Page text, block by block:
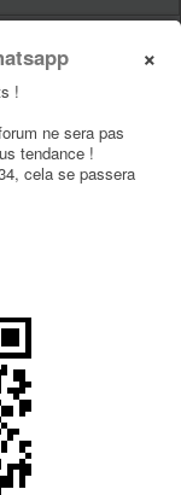
×
!
ne sera pas
tendance !
cela se passera
sur1
Aller vers :
inscrit et 1 invité
ce forum
forum
ce forum
ce forum